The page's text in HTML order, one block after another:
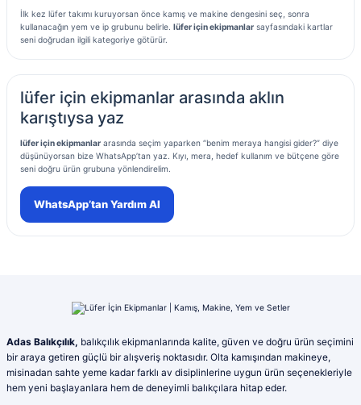
İlk kez lüfer takımı kuruyorsan önce kamış ve makine dengesini seç, sonra
kullanacağın yem ve ip grubunu belirle. lüfer için ekipmanlar sayfasındaki kartlar
seni doğrudan ilgili kategoriye götürür.
lüfer için ekipmanlar arasında aklın
karıştıysa yaz
lüfer için ekipmanlar arasında seçim yaparken “benim meraya hangisi gider?” diye
düşünüyorsan bize WhatsApp’tan yaz. Kıyı, mera, hedef kullanım ve bütçene göre
seni doğru ürün grubuna yönlendirelim.
WhatsApp’tan Yardım Al
Adas Balıkçılık, balıkçılık ekipmanlarında kalite, güven ve doğru ürün seçimini
bir araya getiren güçlü bir alışveriş noktasıdır. Olta kamışından makineye,
misinadan sahte yeme kadar farklı av disiplinlerine uygun ürün seçenekleriyle
hem yeni başlayanlara hem de deneyimli balıkçılara hitap eder.